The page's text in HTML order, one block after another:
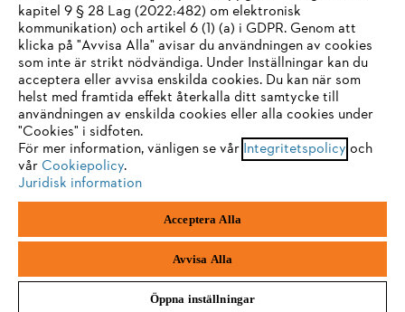
Allmänna villkor och bestämmelser
Integritetspolicy
Juridisk information
Box 3062
IHR BROWSER WIRD NICHT
UNTERSTÜTZT
Sie nutzen einen Browser, den wir noch nicht unterstützen. Für
eine optimale Nutzung unserer Seite empfehlen wir Ihnen, zu
einem der folgenden Browser zu wechseln:
Firefox Chrome
kapitel 9 § 28 Lag (2022:482) om elektronisk
kommunikation) och artikel 6 (1) (a) i GDPR. Genom att
klicka på "Avvisa Alla" avisar du användningen av cookies
som inte är strikt nödvändiga. Under Inställningar kan du
acceptera eller avvisa enskilda cookies. Du kan när som
helst med framtida effekt återkalla ditt samtycke till
användningen av enskilda cookies eller alla cookies under
"Cookies" i sidfoten.
För mer information, vänligen se vår Integritetspolicy och
vår Cookiepolicy.
Juridisk information
Acceptera Alla
Avvisa Alla
Öppna inställningar